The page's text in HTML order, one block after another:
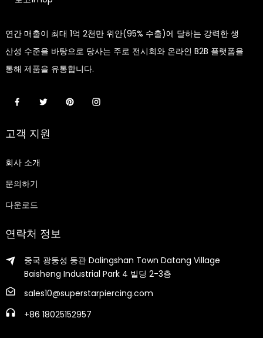
연간 매출이 최대 1억 2천만 위안(95% 수출)에 달하는 강력한 생
산성 수준을 바탕으로 당사는 주로 전시회와 온라인 B2B 플랫폼을
통해 제품을 유통합니다.
고객 지원
회사 소개
문의하기
다운로드
연락처 정보
중국 광둥성 둥관 Dalingshan Town Datang Village
Baisheng Industrial Park 4 빌딩 2-3층
sales10@superstarpiercing.com
+86 18025152957